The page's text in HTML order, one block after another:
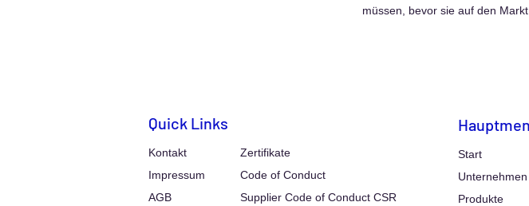
müssen, bevor sie auf den
Quick Links
Kontakt
Zertifikate
Impressum
Code of Conduct
AGB
Supplier Code of Conduct CSR
Start
Unternehmen
Produkte